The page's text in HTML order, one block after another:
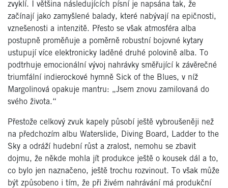
zvyklí. I většina následujících písní je napsána tak, že
začínají jako zamyšlené balady, které nabývají na epičnosti,
vznešenosti a intenzitě. Přesto se však atmosféra alba
postupně proměňuje a poměrně robustní bojovné kytary
ustupují více elektronicky laděné druhé polovině alba. To
podtrhuje emocionální vývoj nahrávky směřující k závěrečné
triumfální indierockové hymně Sick of the Blues, v níž
Margolinová opakuje mantru: „Jsem znovu zamilovaná do
svého života.“
Přestože celkový zvuk kapely působí ještě vybroušeněji než
na předchozím albu Waterslide, Diving Board, Ladder to the
Sky a odráží hudební růst a zralost, nemohu se zbavit
dojmu, že někde mohla jít produkce ještě o kousek dál a to,
co bylo jen naznačeno, ještě trochu rozvinout. To však může
být způsobeno i tím, že při živém nahrávání má produkční